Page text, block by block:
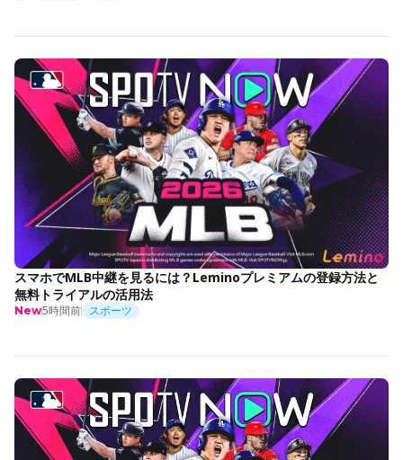
スマホでMLB中継を見るには？Leminoプレミアムの登録方法と
無料トライアルの活用法
New5時間前 スポーツ